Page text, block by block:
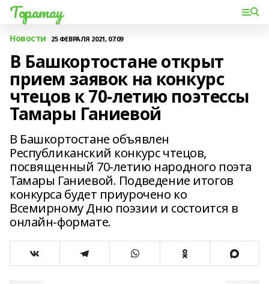
Торатау
Новости 25 ФЕВРАЛЯ 2021, 07:09
В Башкортостане открыт
прием заявок на конкурс
чтецов к 70-летию поэтессы
Тамары Ганиевой
В Башкортостане объявлен
Республиканский конкурс чтецов,
посвященный 70-летию народного поэта
Тамары Ганиевой. Подведение итогов
конкурса будет приурочено ко
Всемирному Дню поэзии и состоится в
онлайн-формате.